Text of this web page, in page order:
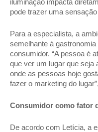
iluminação impacta
pode trazer uma
Para a especialista, a
semelhante à
consumidor. “A pessoa é
que ver um lugar que seja
onde as pessoas hoje
fazer o marketing do
Consumidor como fator
De acordo com Letícia, a